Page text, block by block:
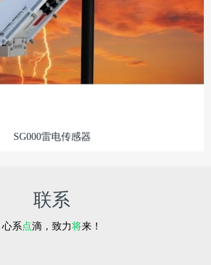
SG000雷电传感器
联系
心系点滴，致力将来！